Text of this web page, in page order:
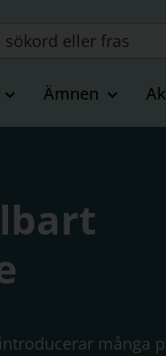
Ämnen
många